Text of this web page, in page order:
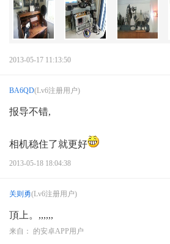
2013-05-17 11:13:50
BA6QD(Lv6注册用户)
报导不错,
相机稳住了就更好
2013-05-18 18:04:38
关则勇(Lv6注册用户)
頂上。,,,,,,
来自： 的安卓APP用户